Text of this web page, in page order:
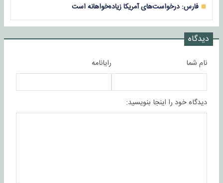
فارس: درخواست‌‌های آمریکا زیاده‌خواهانه است
دیدگاه
نام شما رایانامه
دیدگاه خود را اینجا بنویسید: